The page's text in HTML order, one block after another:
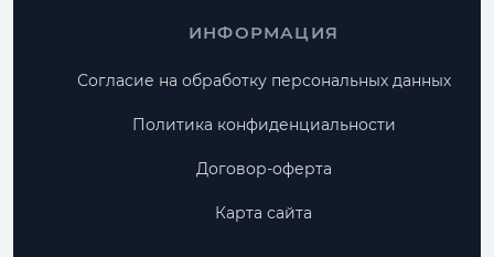
ИНФОРМАЦИЯ
Согласие на обработку персональных данных
Политика конфиденциальности
Договор-оферта
Карта сайта